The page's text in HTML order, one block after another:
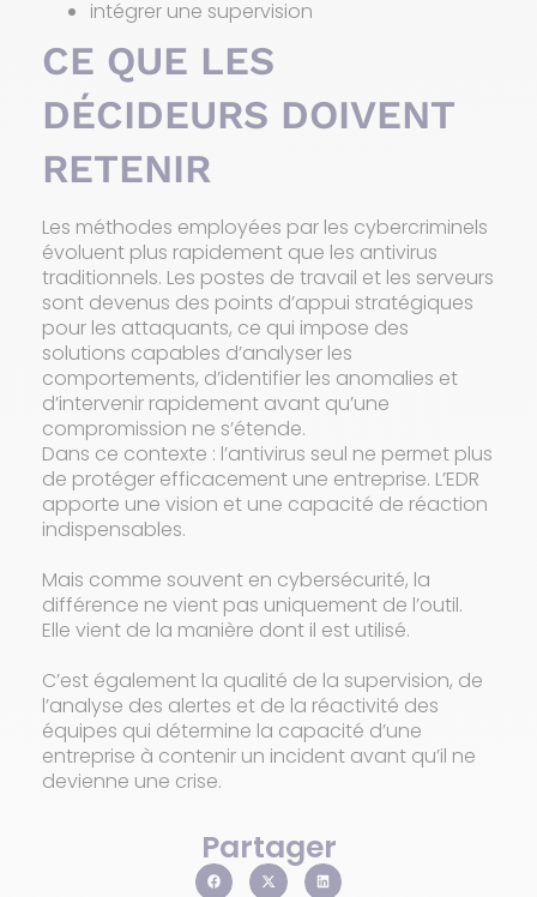
intégrer une supervision
CE QUE LES
DÉCIDEURS DOIVENT
RETENIR
Les méthodes employées par les cybercriminels
évoluent plus rapidement que les antivirus
traditionnels. Les postes de travail et les serveurs
sont devenus des points d’appui stratégiques
pour les attaquants, ce qui impose des
solutions capables d’analyser les
comportements, d’identifier les anomalies et
d’intervenir rapidement avant qu’une
compromission ne s’étende.
Dans ce contexte : l’antivirus seul ne permet plus
de protéger efficacement une entreprise. L’EDR
apporte une vision et une capacité de réaction
indispensables.
Mais comme souvent en cybersécurité, la
différence ne vient pas uniquement de l’outil.
Elle vient de la manière dont il est utilisé.
C’est également la qualité de la supervision, de
l’analyse des alertes et de la réactivité des
équipes qui détermine la capacité d’une
entreprise à contenir un incident avant qu’il ne
devienne une crise.
Partager